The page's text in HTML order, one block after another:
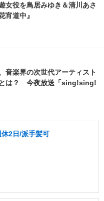
女役を鳥居みゆき＆清川あさ
宵道中』
音楽界の次世代アーティスト
とは？ 今夜放送「sing!sing!
2日/派手髪可